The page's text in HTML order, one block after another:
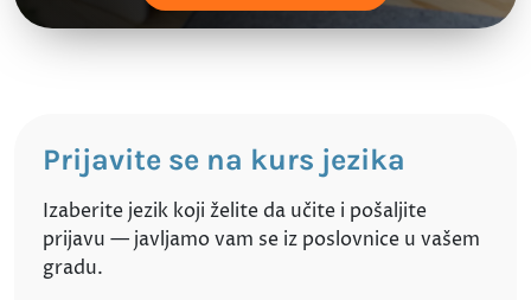
Prijavite se na kurs jezika
Izaberite jezik koji želite da učite i pošaljite
prijavu — javljamo vam se iz poslovnice u vašem
gradu.